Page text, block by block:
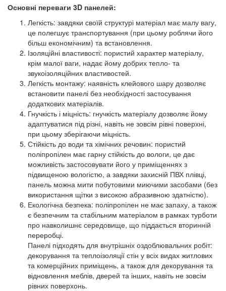
Основні переваги 3D панелей:
Легкість: завдяки своїй структурі матеріал має малу вагу,
це полегшує транспортування (при цьому роблячи його
більш економічним) та встановлення.
Ізоляційні властивості: пористий характер матеріалу,
крім малої ваги, надає йому добрих тепло- та
звукоізоляційних властивостей.
Легкість монтажу: наявність клейового шару дозволяє
встановити панелі без необхідності застосування
додаткових матеріалів.
Гнучкість і міцність: гнучкість матеріалу дозволяє йому
адаптуватися під різні, навіть не зовсім рівні поверхні,
при цьому зберігаючи міцність.
Стійкість до води та хімічних речовин: пористий
поліпропілен має гарну стійкість до вологи, це дає
можливість застосовувати його у приміщеннях з
підвищеною вологістю, а завдяки захисній ПВХ плівці,
панель можна мити побутовими миючими засобами (без
використання щітки з високою абразивною здатністю).
Екологічна безпека: поліпропілен не має запаху, а також
є безпечним та стабільним матеріалом в рамках турботи
про навколишнє середовище, що піддається вторинній
переробці.
Панелі підходять для внутрішніх оздоблювальних робіт:
декорування та теплоізоляції стін у всіх видах житлових
та комерційних приміщень, а також для декорування та
відновлення меблів, дверей та інших, навіть не зовсім
рівних поверхонь.